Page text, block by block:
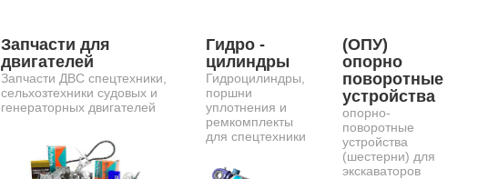
Запчасти для
двигателей
Запчасти ДВС спецтехники,
сельхозтехники судовых и
генераторных двигателей
Гидро -
цилиндры
Гидроцилиндры,
поршни
уплотнения и
ремкомплекты
для спецтехники
(ОПУ)
опорно
поворотные
устройства
опорно-
поворотные
устройства
(шестерни) для
экскаваторов